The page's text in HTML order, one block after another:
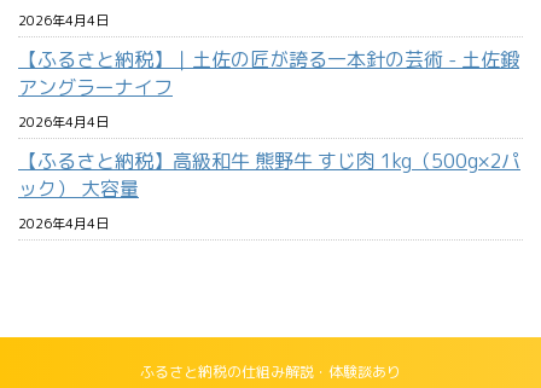
2026年4月4日
【ふるさと納税】｜土佐の匠が誇る一本針の芸術 - 土佐鍛
アングラーナイフ
2026年4月4日
【ふるさと納税】高級和牛 熊野牛 すじ肉 1kg（500g×2パ
ック） 大容量
2026年4月4日
ふるさと納税の仕組み解説・体験談あり